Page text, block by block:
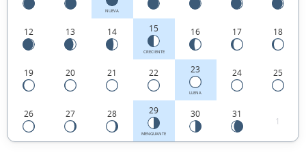
NUEVA
12 13 14 15
CRECIENTE
16 17 18
19 20 21 22 23
LLENA
24 25
26 27 28 29
MENGUANTE
30 31
1